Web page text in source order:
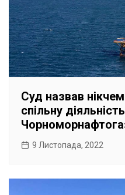
Суд назвав
спільну діяльність
9 Листопада, 2022